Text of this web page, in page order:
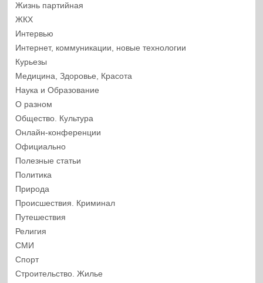
Жизнь партийная
ЖКХ
Интервью
Интернет, коммуникации, новые технологии
Курьезы
Медицина, Здоровье, Красота
Наука и Образование
О разном
Общество. Культура
Онлайн-конференции
Официально
Полезные статьи
Политика
Природа
Происшествия. Криминал
Путешествия
Религия
СМИ
Спорт
Строительство. Жилье